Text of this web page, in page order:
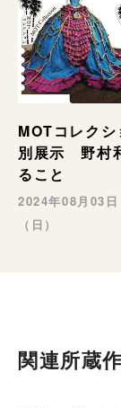
MOTコレク
別展示 野村
ること
2024年08月03
（日）
関連所蔵